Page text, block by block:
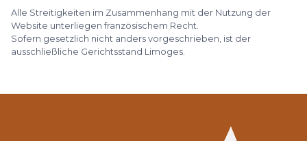
Alle Streitigkeiten im Zusammenhang mit der Nutzung der
Website unterliegen französischem Recht.
Sofern gesetzlich nicht anders vorgeschrieben, ist der
ausschließliche Gerichtsstand Limoges.